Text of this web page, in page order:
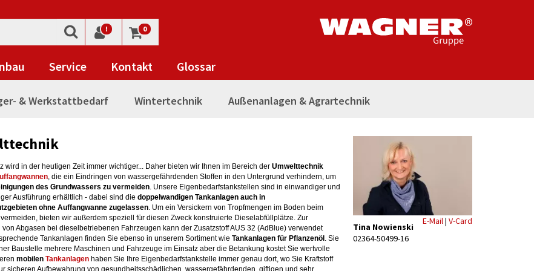
! 0
Service Kontakt Glossar
& Werkstattbedarf Wintertechnik Außenanlagen & Agrartechnik
wird in der heutigen Zeit immer wichtiger... Daher bieten wir Ihnen im Bereich der Umwelttechnik
, die ein Eindringen von wassergefährdenden Stoffen in den Untergrund verhindern, um
des Grundwassers zu vermeiden. Unsere Eigenbedarfstankstellen sind in einwandiger und
Ausführung erhältlich - dabei sind die doppelwandigen Tankanlagen auch in
ohne Auffangwanne zugelassen. Um ein Versickern von Tropfmengen im Boden beim
bieten wir außerdem speziell für diesen Zweck konstruierte Dieselabfüllplätze. Zur
von Abgasen bei dieselbetriebenen Fahrzeugen kann der Zusatzstoff AUS 32 (AdBlue) verwendet
Tankanlagen finden Sie ebenso in unserem Sortiment wie Tankanlagen für Pflanzenöl . Sie
Baustelle mehrere Maschinen und Fahrzeuge im Einsatz aber die Betankung kostet Sie wertvolle
mobilen Tankanlagen haben Sie Ihre Eigenbedarfstankstelle immer genau dort, wo Sie Kraftstoff
sicheren Aufbewahrung von gesundheitsschädlichen, wassergefährdenden, giftigen und sehr
Tina Nowienski
02364-50499-16
E-Mail| V-Card